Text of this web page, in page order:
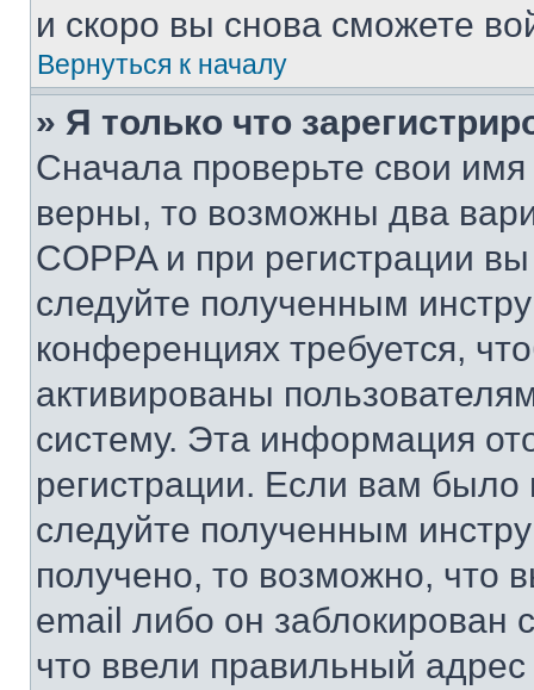
и скоро вы снова сможете
Вернуться к началу
» Я только что
Сначала проверьте свои
верны, то возможны два
COPPA и при регистрации
следуйте полученным
конференциях требуется,
активированы
систему. Эта информация
регистрации. Если вам
следуйте полученным
получено, то возможно, что
email либо он
что ввели правильный адрес